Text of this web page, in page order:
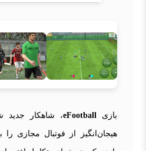
بازیeFootball
هیجان‌انگیز از فوتبال مجازی